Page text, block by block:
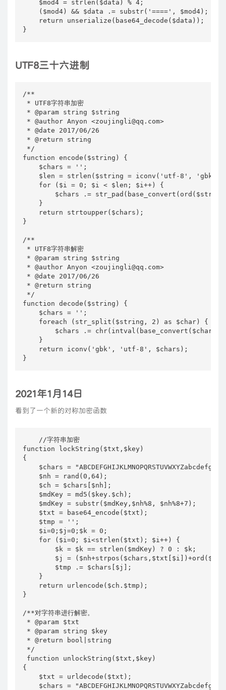
    $mod4 = strlen($data) % 4;
    ($mod4) && $data .= substr('====', $mod4);
    return unserialize(base64_decode($data));
}
UTF8三十六进制
/**
* UTF8字符串加密
* @param string $string
* @author Anyon <zoujingli@qq.com>
* @date 2017/06/26
* @return string
*/
function encode($string) {
    $chars = '';
$len = strlen($string = iconv('utf-8', 'gbk',
    for ($i = 0; $i < $len; $i++) {
$chars .=
    }
    return strtoupper($chars);
}
/**
* UTF8字符串解密
* @param string $string
* @author Anyon <zoujingli@qq.com>
* @date 2017/06/26
* @return string
*/
function decode($string) {
    $chars = '';
    foreach (str_split($string, 2) as $char) {
$chars .= chr(intval(base_convert($char,
    }
    return iconv('gbk', 'utf-8', $chars);
}
2021年1月14日
看到了一个新的对称加密函数
    //字符串加密
function lockString($txt,$key)
{
$chars =
    $nh = rand(0,64);
    $ch = $chars[$nh];
    $mdKey = md5($key.$ch);
    $mdKey = substr($mdKey,$nh%8, $nh%8+7);
    $txt = base64_encode($txt);
    $tmp = '';
    $i=0;$j=0;$k = 0;
    for ($i=0; $i<strlen($txt); $i++) {
        $k = $k == strlen($mdKey) ? 0 : $k;
$j =
        $tmp .= $chars[$j];
    }
    return urlencode($ch.$tmp);
}
/**对字符串进行解密。
* @param $txt
* @param string $key
* @return bool|string
*/
function unlockString($txt,$key)
{
    $txt = urldecode($txt);
$chars =